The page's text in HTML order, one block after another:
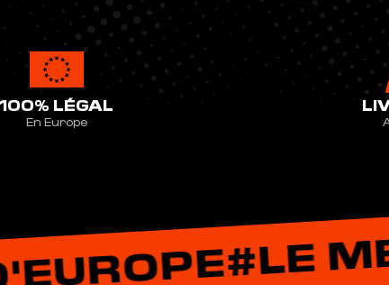
100% LÉGAL
En Europe
#LE MEILLEUR